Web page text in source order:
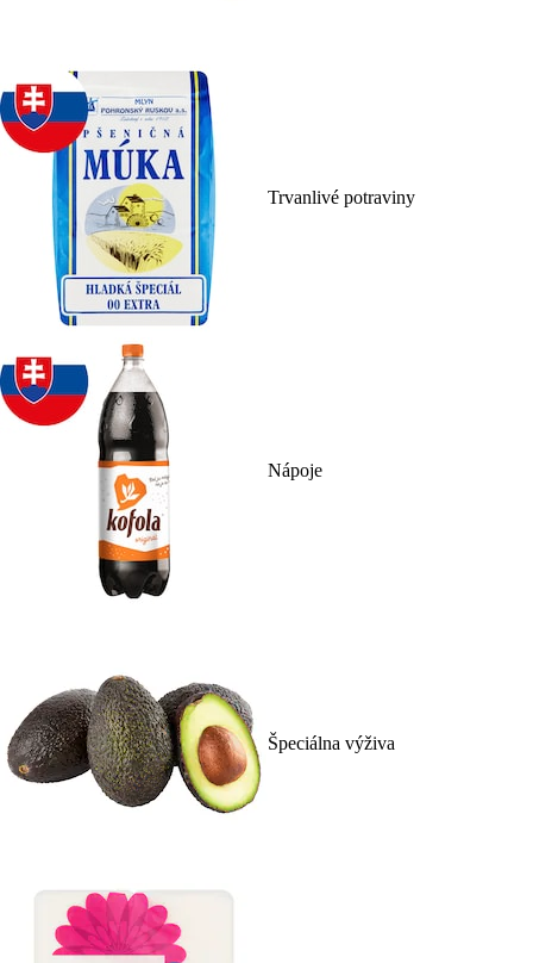
Trvanlivé potraviny
Nápoje
Špeciálna výživa